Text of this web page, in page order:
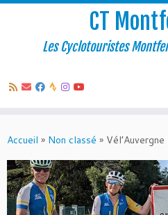
au
CT
Les Cyclotouristes
Accueil » Non classé »